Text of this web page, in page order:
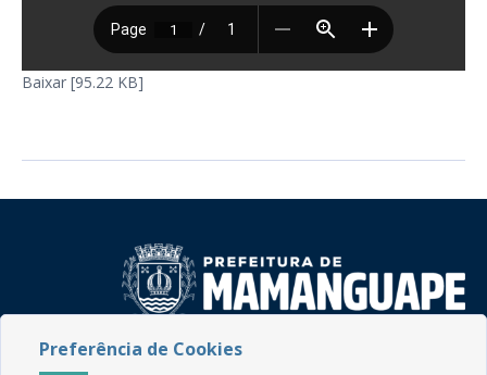
Baixar [95.22 KB]
Rua do Imperador, 78, Centro
Preferência de Cookies